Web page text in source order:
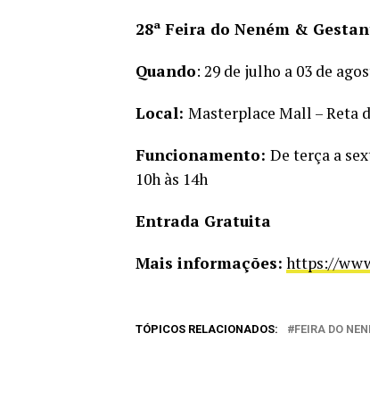
28ª Feira do Neném &
Quando: 29 de julho a 03 de
Local: Masterplace Mall – Reta
Funcionamento: De terça a
10h às 14h
Entrada Gratuita
Mais informações: https://
TÓPICOS RELACIONADOS: FEIRA DO